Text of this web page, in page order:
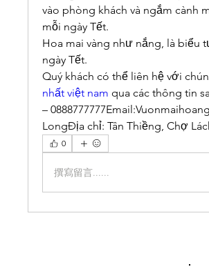
vào phòng khách và ngắm cành
mỗi ngày Tết.
Hoa mai vàng như nắng, là biểu
ngày Tết.
Quý khách có thể liên hệ với
nhất việt nam qua các thông tin
–
LongĐịa chỉ: Tân Thiềng, Chợ
0
撰寫留言......